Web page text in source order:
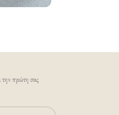
την πρώτη σας